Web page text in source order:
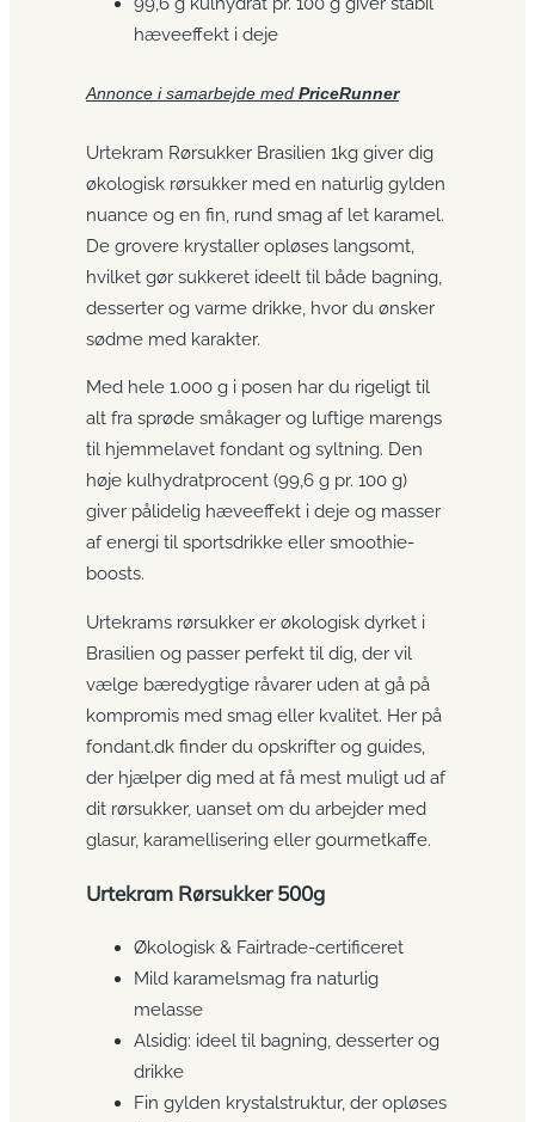
hæveeffekt i deje
Annonce i samarbejde med PriceRunner
Urtekram Rørsukker Brasilien 1kg giver dig
økologisk rørsukker med en naturlig gylden
nuance og en fin, rund smag af let karamel.
De grovere krystaller opløses langsomt,
hvilket gør sukkeret ideelt til både bagning,
desserter og varme drikke, hvor du ønsker
sødme med karakter.
Med hele 1.000 g i posen har du rigeligt til
alt fra sprøde småkager og luftige marengs
til hjemmelavet fondant og syltning. Den
høje kulhydratprocent (99,6 g pr. 100 g)
giver pålidelig hæveeffekt i deje og masser
af energi til sportsdrikke eller smoothie-
boosts.
Urtekrams rørsukker er økologisk dyrket i
Brasilien og passer perfekt til dig, der vil
vælge bæredygtige råvarer uden at gå på
kompromis med smag eller kvalitet. Her på
fondant.dk finder du opskrifter og guides,
der hjælper dig med at få mest muligt ud af
dit rørsukker, uanset om du arbejder med
glasur, karamellisering eller gourmetkaffe.
Urtekram Rørsukker 500g
Økologisk & Fairtrade-certificeret
Mild karamelsmag fra naturlig
melasse
Alsidig: ideel til bagning, desserter og
drikke
Fin gylden krystalstruktur, der opløses